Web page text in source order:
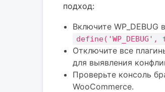
подход:
Включите WP_DEBUG в
Отключите все
для выявления
Проверьте консоль
WooCommerce.